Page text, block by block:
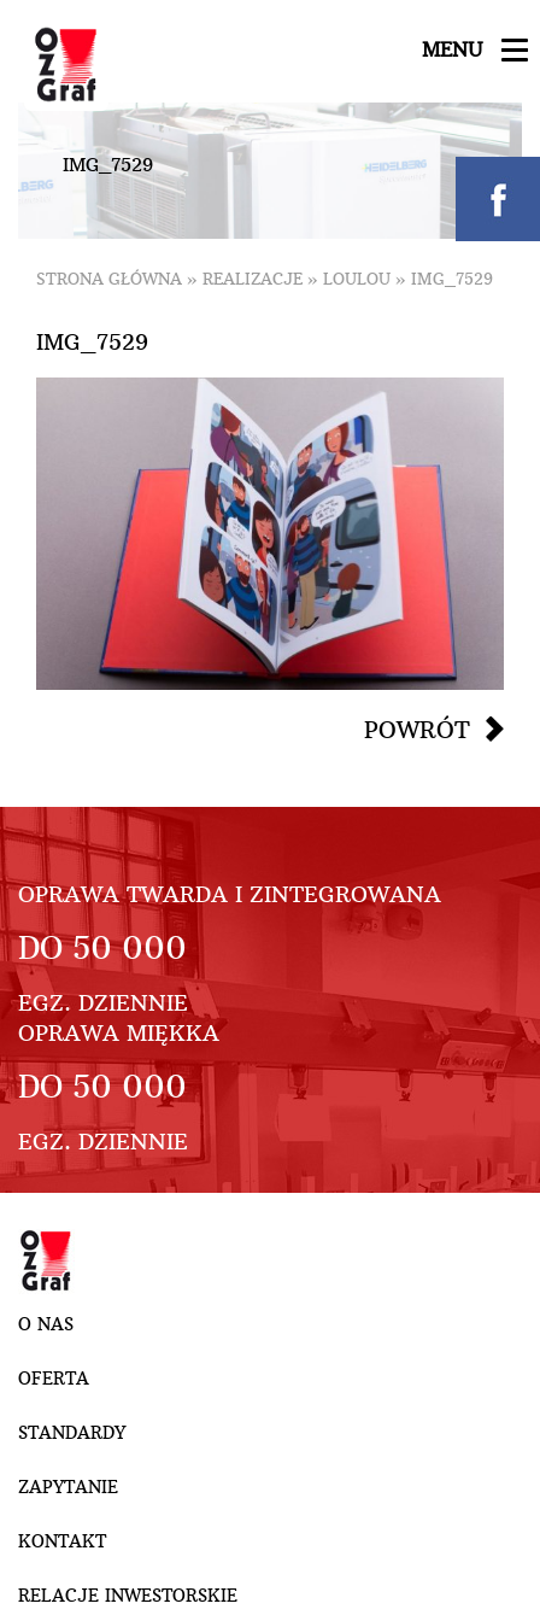
MENU
IMG_7529
STRONA GŁÓWNA » REALIZACJE » LOULOU » IMG_7529
IMG_7529
POWRÓT
OPRAWA TWARDA I ZINTEGROWANA
DO50 000
EGZ. DZIENNIE
OPRAWA MIĘKKA
DO50 000
EGZ. DZIENNIE
O NAS
OFERTA
STANDARDY
ZAPYTANIE
KONTAKT
RELACJE INWESTORSKIE